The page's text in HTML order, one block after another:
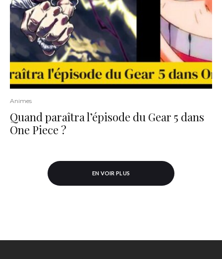
Animes
Quand paraîtra l’épisode du Gear 5 dans
One Piece ?
EN VOIR PLUS